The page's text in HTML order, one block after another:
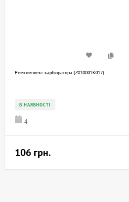
Ремкомплект карбюратора (Z010001K017)
В НАЯВНОСТІ
4
106 грн.